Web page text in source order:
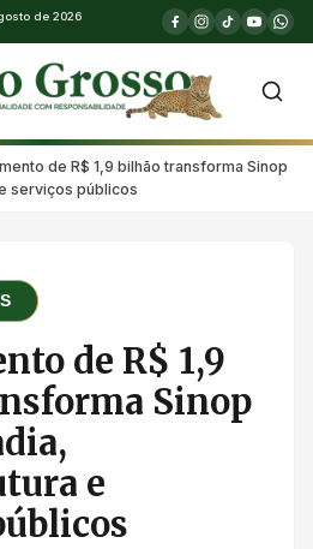
de 2026
de R$ 1,9 bilhão transforma Sinop
serviços públicos
de R$ 1,9
Sinop
e